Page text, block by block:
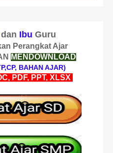
Ibu Guru
Perangkat Ajar
MENDOWNLOAD
BAHAN AJAR)
PDF, PPT, XLSX